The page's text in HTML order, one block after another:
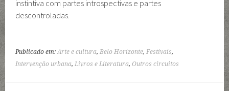
instintiva com partes introspectivas e partes
descontroladas.
Publicado em:Arte e cultura,Belo Horizonte,Festivais,
Intervenção urbana,Livros e Literatura,Outros circuitos